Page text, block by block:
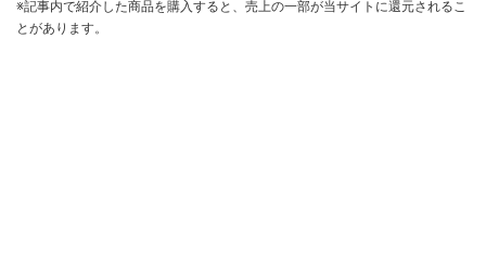
※記事内で紹介した商品を購入すると、売上の一部が当サイトに還元されるこ
とがあります。